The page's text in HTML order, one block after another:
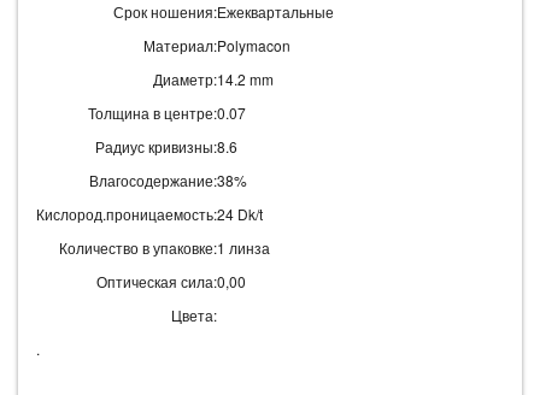
Срок ношения:
Материал:
Ежеквартальные
Polymacon
Диаметр:
Толщина в центре:
14.2 mm
0.07
Радиус кривизны:8.6
Влагосодержание:
Кислород.проницаемость:
38%
24 Dk/t
Количество в упаковке:1 линза
Оптическая сила:
Цвета:
0,00
.